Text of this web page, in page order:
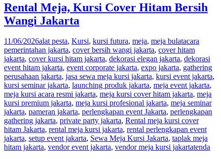
Rental Meja, Kursi Cover Hitam Bersih
Wangi Jakarta
11/06/2026alat pesta, Kursi, kursi futura, meja, meja bulatacara
pemerintahan jakarta, cover bersih wangi jakarta, cover hitam
jakarta, cover kursi hitam jakarta, dekorasi elegan jakarta, dekorasi
event hitam jakarta, event corporate jakarta, expo jakarta, gathering
perusahaan jakarta, jasa sewa meja kursi jakarta, kursi event jakarta,
kursi seminar jakarta, launching produk jakarta, meja event jakarta,
meja kursi acara resmi jakarta, meja kursi cover hitam jakarta, meja
kursi premium jakarta, meja kursi profesional jakarta, meja seminar
jakarta, pameran jakarta, perlengkapan event Jakarta, perlengkapan
gathering jakarta, private party jakarta, Rental meja kursi cover
hitam Jakarta, rental meja kursi jakarta, rental perlengkapan event
jakarta, setup event jakarta, Sewa Meja Kursi Jakarta, taplak meja
hitam jakarta, vendor event jakarta, vendor meja kursi jakartatenda